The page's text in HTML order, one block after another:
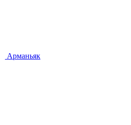
Арманьяк